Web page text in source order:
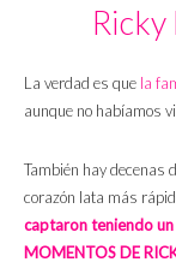
La verdad es que la
aunque no habíamos
También hay decenas
corazón lata más
captaron teniendo
MOMENTOS DE